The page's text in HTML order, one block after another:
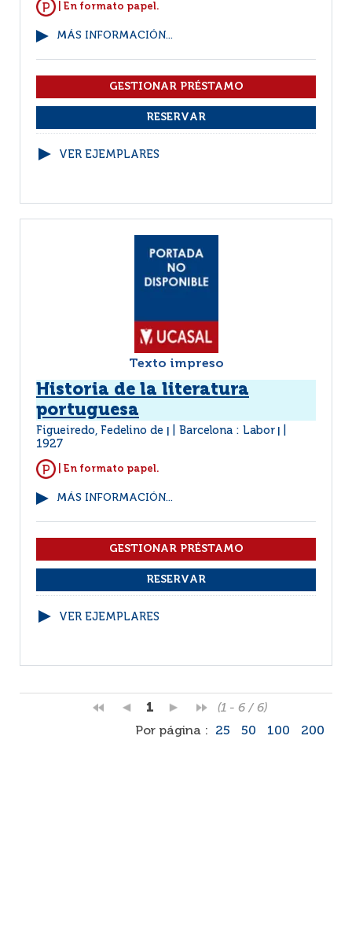
| En formato papel.
MÁS INFORMACIÓN...
VER EJEMPLARES
Texto impreso
Historia de la literatura
portuguesa
Figueiredo, Fedelino de Barcelona : Labor
1927
| En formato papel.
MÁS INFORMACIÓN...
VER EJEMPLARES
1
(1 - 6 / 6)
Por página :
25 50 100 200